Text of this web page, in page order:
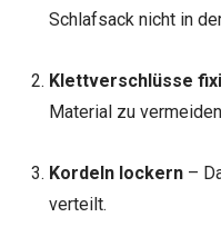
Schlafsack nicht in
Klettverschlüsse
Material zu
Kordeln lockern–
verteilt.